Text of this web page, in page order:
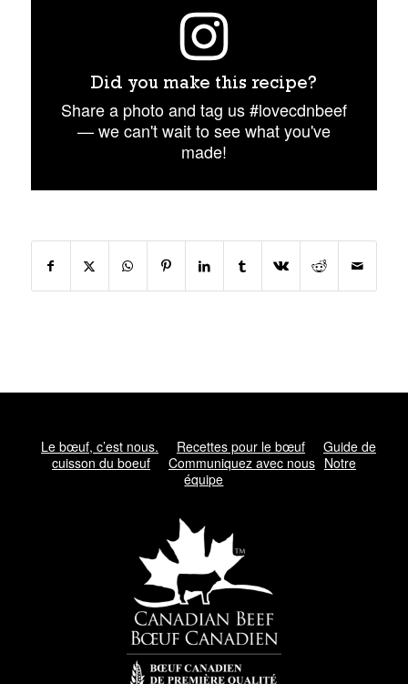
Did you make this recipe?
Share a photo and tag us #lovecdnbeef
— we can't wait to see what you've
made!
Le bœuf, c’est nous. Recettes pour le bœuf
Guide de
cuisson du boeuf
Communiquez avec nous Notre
équipe